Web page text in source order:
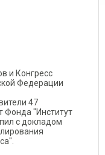
и Конгресс
Федерации
47
Фонда "Институт
с докладом